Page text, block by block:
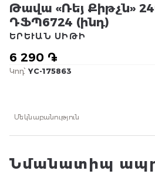
Թավա «Ռեյ Քիթչն»
ԴՖՊ6724 (ինդ)
6 290 ֏
ԵՐԵՒԱՆ ՍԻԹԻ
Կոդ՝ YC-175863
Մեկնաբանություն
Նմանատիպ